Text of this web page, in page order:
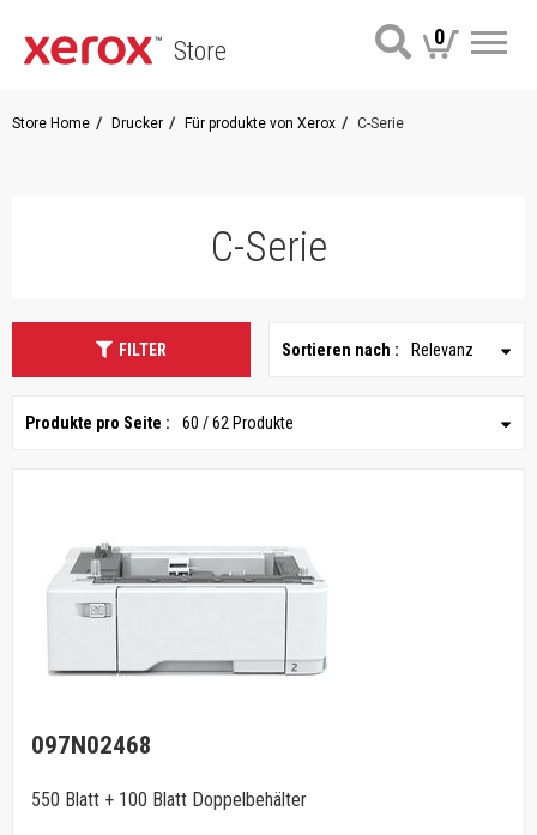
Store 0
Store Home Drucker Für produkte von Xerox C-Serie
C-Serie
FILTER Sortieren nach : Relevanz
Produkte pro Seite : 60 / 62 Produkte
097N02468
550 Blatt + 100 Blatt Doppelbehälter